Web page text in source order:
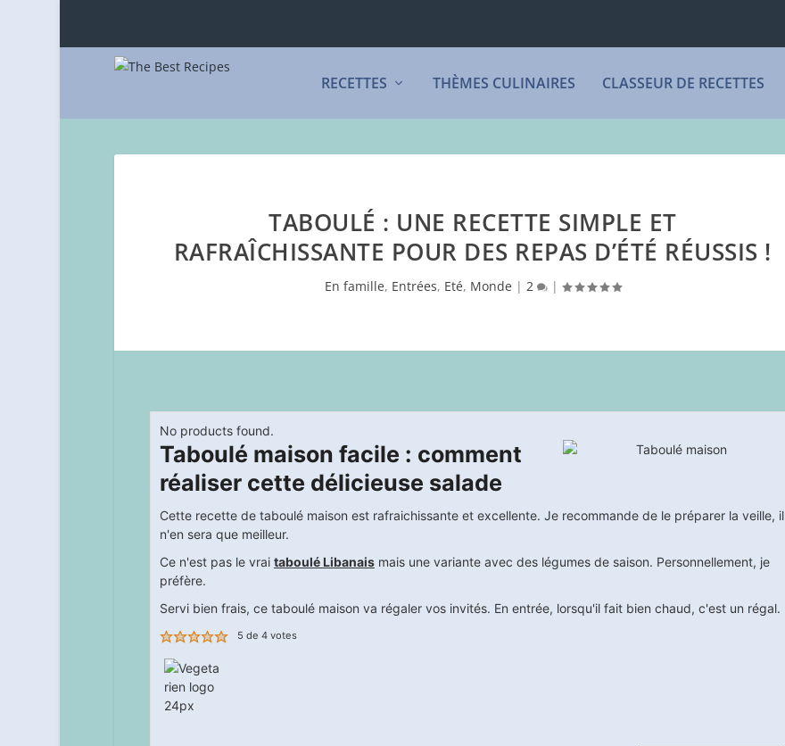
RECETTES THÈMES CULINAIRES CLASSEUR DE RECETTES
TABOULÉ : UNE RECETTE SIMPLE ET
RAFRAÎCHISSANTE POUR DES REPAS D’ÉTÉ RÉUSSIS !
En famille, Entrées, Eté, Monde | 2 |
No products found.
Taboulé maison facile : comment
réaliser cette délicieuse salade
Cette recette de taboulé maison est rafraichissante et excellente. Je recommande de le préparer la veille, il
n'en sera que meilleur.
Ce n'est pas le vrai taboulé Libanaismais une variante avec des légumes de saison. Personnellement, je
préfère.
Servi bien frais, ce taboulé maison va régaler vos invités. En entrée, lorsqu'il fait bien chaud, c'est un régal.
5 de 4votes